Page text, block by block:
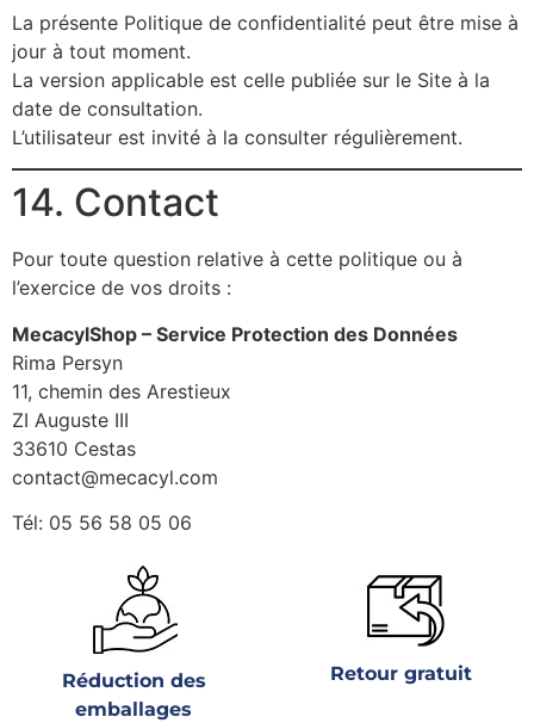
La présente Politique de confidentialité peut être mise à
jour à tout moment.
La version applicable est celle publiée sur le Site à la
date de consultation.
L’utilisateur est invité à la consulter régulièrement.
14. Contact
Pour toute question relative à cette politique ou à
l’exercice de vos droits :
MecacylShop – Service Protection des Données
Rima Persyn
11, chemin des Arestieux
ZI Auguste III
33610 Cestas
contact@mecacyl.com
Tél: 05 56 58 05 06
Réduction des
emballages
Retour gratuit